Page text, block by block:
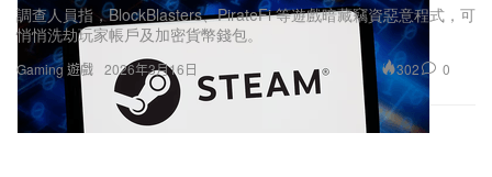
Gaming 遊戲
調查人員指，BlockBlasters、PirateFi 等遊戲暗藏竊資惡意程式，可
悄悄洗劫玩家帳戶及加密貨幣錢包。
2026年3月16日 302 0